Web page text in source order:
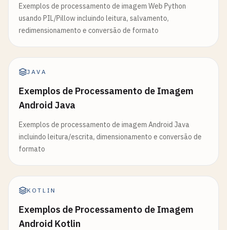
Exemplos de processamento de imagem Web Python
usando PIL/Pillow incluindo leitura, salvamento,
redimensionamento e conversão de formato
JAVA
Exemplos de Processamento de Imagem
Android Java
Exemplos de processamento de imagem Android Java
incluindo leitura/escrita, dimensionamento e conversão de
formato
KOTLIN
Exemplos de Processamento de Imagem
Android Kotlin